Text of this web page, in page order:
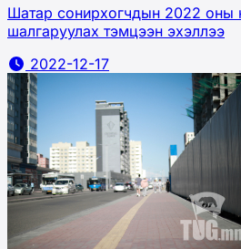
Шатар сонирхогчдын 2022 оны
шалгаруулах тэмцээн эхэллээ
2022-12-17